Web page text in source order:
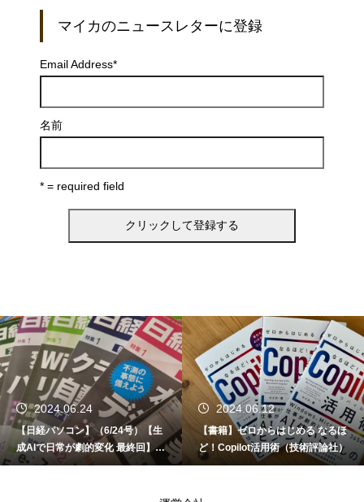
マイカのニュースレターに登録
Email Address*
名前
* = required field
2024.06.24
【日経パソコン】（6/24号）【生
成AIで日常が劇的変化 最終回】 A
I時代のアプリケーション／サービ
2024.06.12
【書籍】ゼロからはじめる なるほ
ど！Copilot活用術（技術評論社）